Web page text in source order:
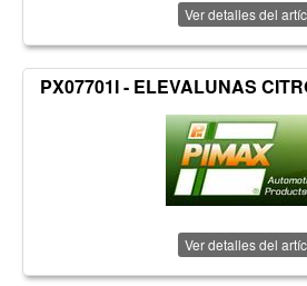
Ver detalles del
PX07701I - ELEVALUNAS
Ver detalles del